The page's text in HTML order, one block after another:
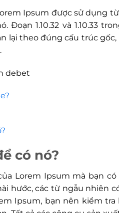
Ipsum được sử dụng
Đoạn 1.10.32 và 1.10.33
lại theo đúng cấu trúc
debet
có nó?
Lorem Ipsum mà bạn
hước, các từ ngẫu nhiên
Ipsum, bạn nên kiểm